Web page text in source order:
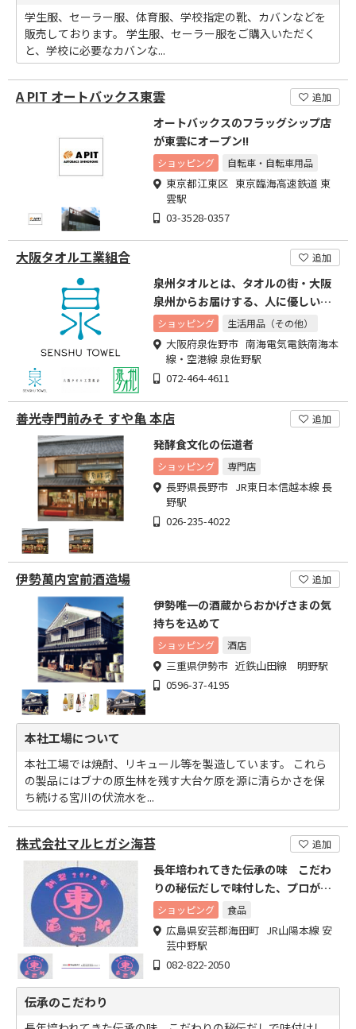
学生服、セーラー服、体育服、学校指定の靴、カバンなどを
販売しております。 学生服、セーラー服をご購入いただく
と、学校に必要なカバンな...
A PIT オートバックス東雲 追加
オートバックスのフラッグシップ店
が東雲にオープン!!
ショッピング 自転車・自転車用品
東京都江東区 東京臨海高速鉄道 東
雲駅
03-3528-0357
大阪タオル工業組合 追加
泉州タオルとは、タオルの街・大阪
泉州からお届けする、人に優しいタ
オルです。
ショッピング 生活用品（その他）
大阪府泉佐野市 南海電気電鉄南海本
線・空港線 泉佐野駅
072-464-4611
善光寺門前みそ すや亀 本店 追加
発酵食文化の伝道者
ショッピング 専門店
長野県長野市 JR東日本信越本線 長
野駅
026-235-4022
伊勢萬内宮前酒造場 追加
伊勢唯一の酒蔵からおかげさまの気
持ちを込めて
ショッピング 酒店
三重県伊勢市 近鉄山田線 明野駅
0596-37-4195
本社工場について
本社工場では焼酎、リキュール等を製造しています。 これら
の製品にはブナの原生林を残す大台ケ原を源に清らかさを保
ち続ける宮川の伏流水を...
株式会社マルヒガシ海苔 追加
長年培われてきた伝承の味 こだわ
りの秘伝だしで味付した、プロが選
ぶ味付海苔
ショッピング 食品
広島県安芸郡海田町 JR山陽本線 安
芸中野駅
082-822-2050
伝承のこだわり